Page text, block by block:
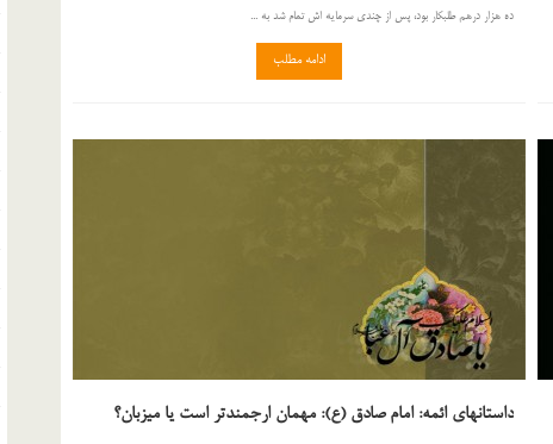
ده هزار درهم طلبكار بود، پس از چندى سرمايه اش تمام شد به ...
ادامه مطلب
داستانهای ائمه: امام صادق (ع): مهمان ارجمندتر است یا میزبان؟